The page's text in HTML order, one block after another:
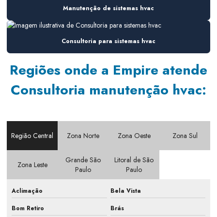
Consultoria instalação hvac
Consultoria manutenção hvac
Consultoria em sistemas de ar condicionado
Consultoria em sistemas de climatização
Elaboração de pmoc
Elaboração de pmoc em escritório
Elaboração de pmoc em indústria
Manutenção de sistemas hvac
Consultoria para sistemas hvac
Regiões onde a Empire atende
Consultoria manutenção hvac:
Região Central Zona Norte Zona Oeste Zona Sul
Zona Leste
Grande São
Paulo
Litoral de São
Paulo
Aclimação
Bela Vista
Bom Retiro
Brás